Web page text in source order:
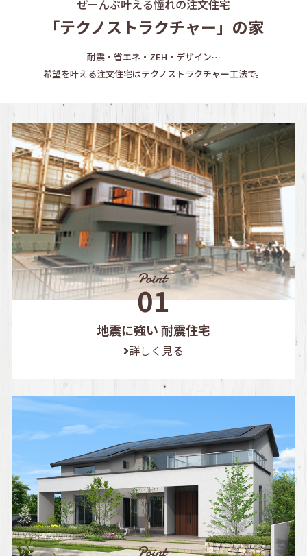
ぜーんぶ叶える憧れの注文住宅
「テクノストラクチャー」の家
耐震・省エネ・ZEH・デザイン…
希望を叶える注文住宅はテクノストラクチャー工法で。
地震に強い 耐震住宅
詳しく見る